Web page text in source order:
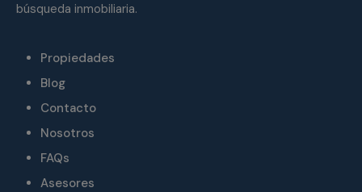
búsqueda inmobiliaria.
Propiedades
Blog
Contacto
Nosotros
FAQs
Asesores